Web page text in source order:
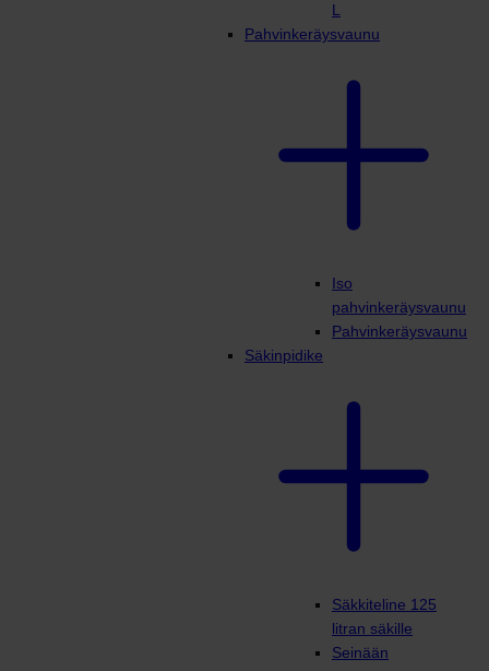
L
Pahvinkeräysvaunu
Iso
pahvinkeräysvaunu
Pahvinkeräysvaunu
Säkinpidike
Säkkiteline 125
litran säkille
Seinään